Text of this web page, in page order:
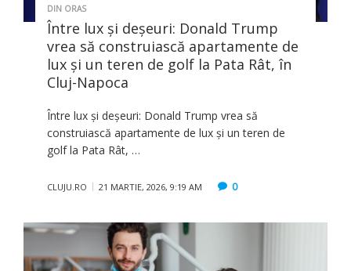
DIN ORAS
Între lux și deșeuri: Donald Trump
vrea să construiască apartamente de
lux și un teren de golf la Pata Rât, în
Cluj-Napoca
Între lux și deșeuri: Donald Trump vrea să
construiască apartamente de lux și un teren de
golf la Pata Rât, …
CLUJU.RO 21 MARTIE, 2026, 9:19 AM 0